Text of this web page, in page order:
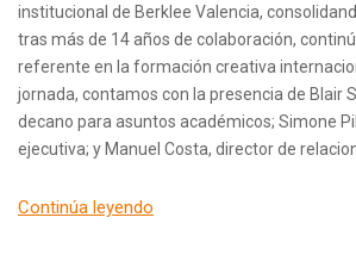
institucional de Berklee Valencia,
tras más de 14 años de colaboración,
referente en la formación creativa
jornada, contamos con la presencia de Blair
decano para asuntos académicos; Simone
ejecutiva; y Manuel Costa, director de
Continúa leyendo